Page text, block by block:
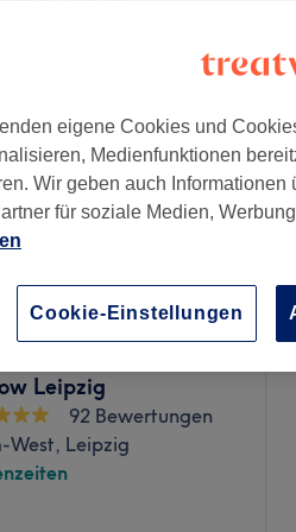
ab 55 €
ab 55 €
Leipzig
92 Bewertungen
West, Leipzig
eigene Cookies und
Medienfunktionen
Wir geben auch
für soziale Medien,
Cookie-Einstellungen